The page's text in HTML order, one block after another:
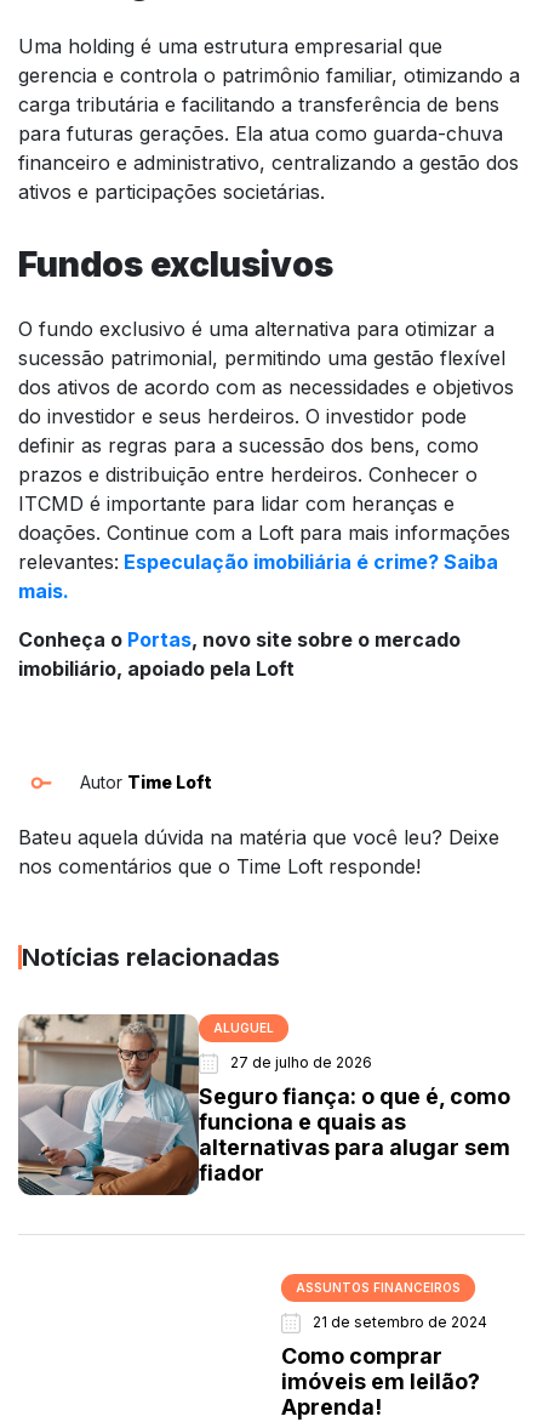
Uma holding é uma estrutura empresarial que
gerencia e controla o patrimônio familiar, otimizando a
carga tributária e facilitando a transferência de bens
para futuras gerações. Ela atua como guarda-chuva
financeiro e administrativo, centralizando a gestão dos
ativos e participações societárias.
Fundos exclusivos
O fundo exclusivo é uma alternativa para otimizar a
sucessão patrimonial, permitindo uma gestão flexível
dos ativos de acordo com as necessidades e objetivos
do investidor e seus herdeiros. O investidor pode
definir as regras para a sucessão dos bens, como
prazos e distribuição entre herdeiros. Conhecer o
ITCMD é importante para lidar com heranças e
doações. Continue com a Loft para mais informações
relevantes: Especulação imobiliária é crime? Saiba
mais.
Conheça o Portas, novo site sobre o mercado
imobiliário, apoiado pela Loft
Autor Time Loft
Bateu aquela dúvida na matéria que você leu? Deixe
nos comentários que o Time Loft responde!
Notícias relacionadas
ALUGUEL
27 de julho de 2026
Seguro fiança: o que é, como
funciona e quais as
alternativas para alugar sem
fiador
ASSUNTOS FINANCEIROS
21 de setembro de 2024
Como comprar
imóveis em leilão?
Aprenda!